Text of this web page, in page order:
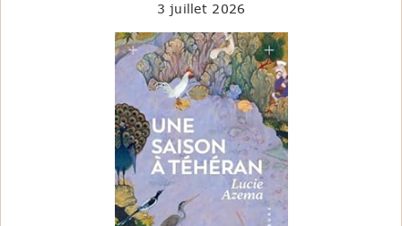
3 juillet 2026